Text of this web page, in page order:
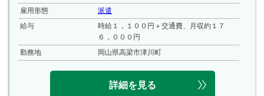
雇用形態
派遣
給与
時給１，１００円＋交通費、月収約１７
６，０００円
勤務地
岡山県高梁市津川町
詳細を見る